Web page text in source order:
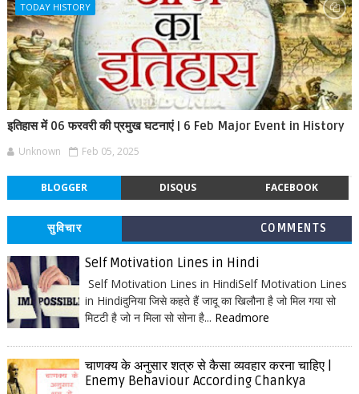
TODAY HISTORY
इतिहास में 06 फरवरी की प्रमुख घटनाएं | 6 Feb Major Event in History
Unknown Feb 05, 2025
BLOGGER DISQUS FACEBOOK
सुविचार COMMENTS
Self Motivation Lines in Hindi
Self Motivation Lines in HindiSelf Motivation Lines
in Hindiदुनिया जिसे कहते हैं जादू का खिलौना है जो मिल गया सो
मिटटी है जो न मिला सो सोना है... Readmore
चाणक्य के अनुसार शत्रु से कैसा व्यवहार करना चाहिए |
Enemy Behaviour According Chankya